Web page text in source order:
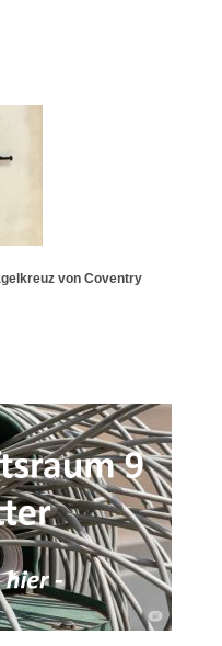
von Coventry